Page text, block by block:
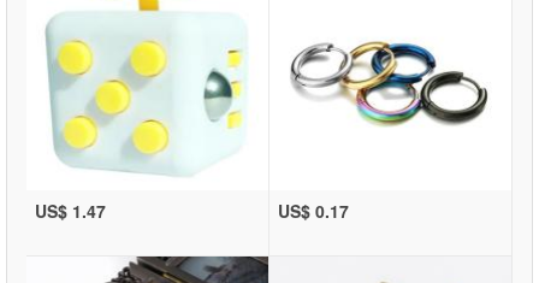
US$ 1.47 US$ 0.17